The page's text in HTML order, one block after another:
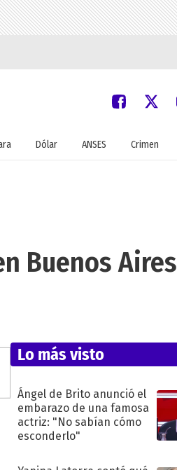
Dólar ANSES Crimen
Buenos Aires
Lo más visto
Ángel de Brito anunció el
embarazo de una famosa
actriz: "No sabían cómo
esconderlo"